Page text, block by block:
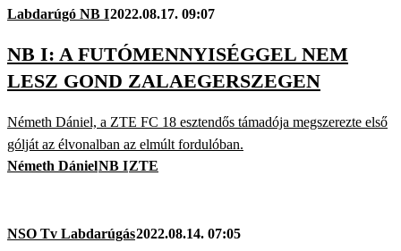
Labdarúgó NB I2022.08.17. 09:07
NB I: A FUTÓMENNYISÉGGEL NEM
LESZ GOND ZALAEGERSZEGEN
Németh Dániel, a ZTE FC 18 esztendős támadója megszerezte első
gólját az élvonalban az elmúlt fordulóban.
Németh DánielNB IZTE
NSO Tv Labdarúgás2022.08.14. 07:05